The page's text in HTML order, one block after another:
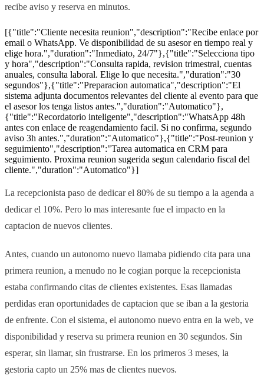
recibe aviso y reserva en minutos.
[{"title":"Cliente necesita reunion","description":"Recibe enlace por
email o WhatsApp. Ve disponibilidad de su asesor en tiempo real y
elige hora.","duration":"Inmediato, 24/7"},{"title":"Selecciona tipo
y hora","description":"Consulta rapida, revision trimestral, cuentas
anuales, consulta laboral. Elige lo que necesita.","duration":"30
segundos"},{"title":"Preparacion automatica","description":"El
sistema adjunta documentos relevantes del cliente al evento para que
el asesor los tenga listos antes.","duration":"Automatico"},
{"title":"Recordatorio inteligente","description":"WhatsApp 48h
antes con enlace de reagendamiento facil. Si no confirma, segundo
aviso 3h antes.","duration":"Automatico"},{"title":"Post-reunion y
seguimiento","description":"Tarea automatica en CRM para
seguimiento. Proxima reunion sugerida segun calendario fiscal del
cliente.","duration":"Automatico"}]
La recepcionista paso de dedicar el 80% de su tiempo a la agenda a
dedicar el 10%. Pero lo mas interesante fue el impacto en la
captacion de nuevos clientes.
Antes, cuando un autonomo nuevo llamaba pidiendo cita para una
primera reunion, a menudo no le cogian porque la recepcionista
estaba confirmando citas de clientes existentes. Esas llamadas
perdidas eran oportunidades de captacion que se iban a la gestoria
de enfrente. Con el sistema, el autonomo nuevo entra en la web, ve
disponibilidad y reserva su primera reunion en 30 segundos. Sin
esperar, sin llamar, sin frustrarse. En los primeros 3 meses, la
gestoria capto un 25% mas de clientes nuevos.